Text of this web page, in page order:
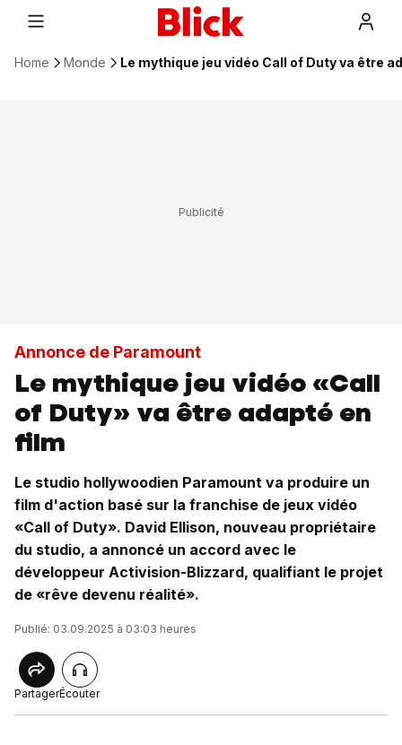
Home Monde Le mythique jeu vidéo Call of Duty va être
Annonce de Paramount
Le mythique jeu vidéo «Call
of Duty» va être adapté en
film
Le studio hollywoodien Paramount va produire un
film d'action basé sur la franchise de jeux vidéo
«Call of Duty». David Ellison, nouveau propriétaire
du studio, a annoncé un accord avec le
développeur Activision-Blizzard, qualifiant le projet
de «rêve devenu réalité».
Publié: 03.09.2025 à 03:03 heures
PartagerÉcouter